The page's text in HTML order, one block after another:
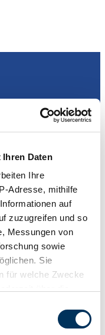
Daten
Ihre
Adresse, mithilfe
auf
zuzugreifen und so
Messungen von
sowie
Sie
für welche Zwecke